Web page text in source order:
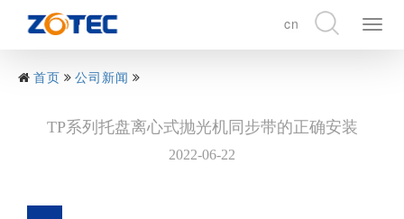
展
cn
CN
首页 公司新闻
TP系列托盘离心式抛光机同步带的正确安装
2022-06-22